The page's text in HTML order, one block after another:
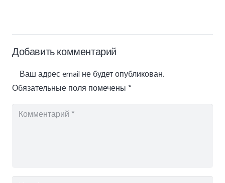
Добавить комментарий
Ваш адрес email не будет опубликован.
Обязательные поля помечены *